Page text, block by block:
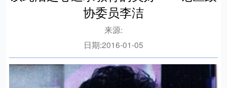
协委员李洁
来源:
日期:2016-01-05